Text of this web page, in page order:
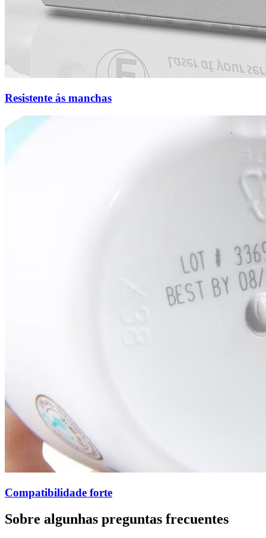
Resistente ás manchas
Compatibilidade forte
Sobre algunhas preguntas frecuentes